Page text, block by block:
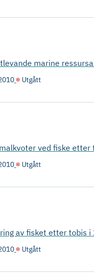
marine
Utgått
ved fiske etter
Utgått
av fisket etter tobis i
Utgått